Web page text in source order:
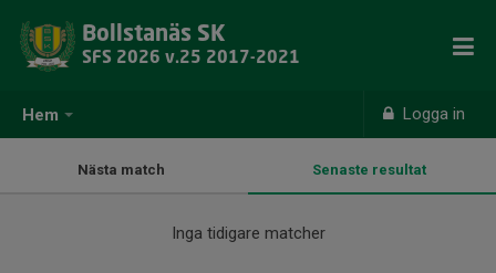
Hem Logga in
Bollstanäs SK
SFS 2026 v.25 2017-2021
Nästa match Senaste resultat
Inga tidigare matcher